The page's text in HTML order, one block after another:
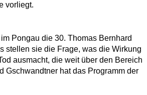
vorliegt.
Pongau die 30. Thomas Bernhard
stellen sie die Frage, was die Wirkung
ausmacht, die weit über den Bereich
Gschwandtner hat das Programm der